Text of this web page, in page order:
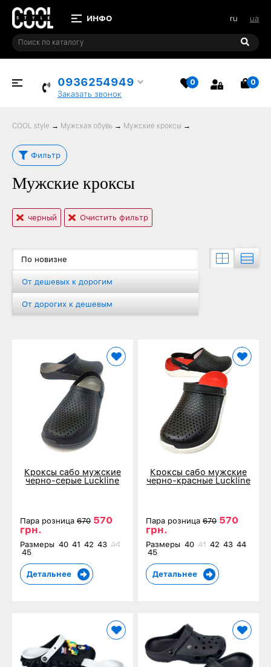
ru ua
0936254949
Заказать звонок
0
0ИЗБРАННОЕ
COOL style → Мужская обувь → Мужские кроксы →
Фильтр
Мужские кроксы
черный Очистить фильтр
По новизне
От дешевых к дорогим
От дорогих к дешевым
Кроксы сабо мужские
черно-серые Luckline
5017-403
Пара розница 670 570
грн.
Размеры 40 41 42 43 44
45
Детальнее
Кроксы сабо мужские
черно-красные Luckline
5017-401
Пара розница670 570
грн.
Размеры 40 41 42 43 44
45
Детальнее